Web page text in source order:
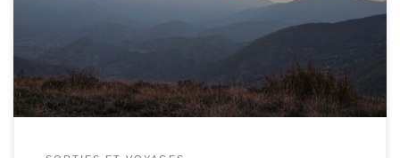
météo peu propice au vol, les pilotes ont su profiter de la
vallée du Grésivaudan pour découvrir les sites de Saint-
Hilaire-du-Touvet […]